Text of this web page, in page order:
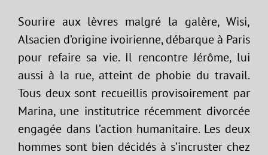
Sourire aux lèvres malgré la galère, Wisi,
Alsacien d’origine ivoirienne, débarque à Paris
pour refaire sa vie. Il rencontre Jérôme, lui
aussi à la rue, atteint de phobie du travail.
Tous deux sont recueillis provisoirement par
Marina, une institutrice récemment divorcée
engagée dans l’action humanitaire. Les deux
hommes sont bien décidés à s’incruster chez